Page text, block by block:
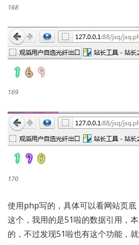
168
169
170
使用php写的，具体可以看网站页
这个，我用的是51啦的数据引用，
的，不过发现51啦也有这个功能，